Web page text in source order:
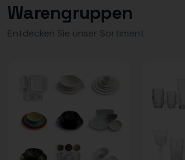
Warengruppen
Entdecken Sie unser Sortiment